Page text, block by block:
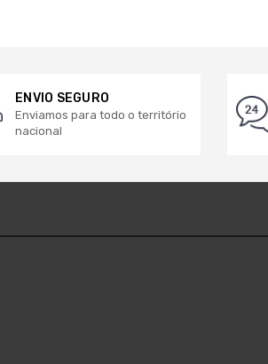
ENVIO SEGURO
Enviamos para todo o território
nacional